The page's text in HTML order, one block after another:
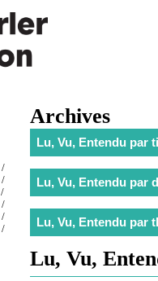
/
/
/
/
/
/
Archives
Lu, Vu,